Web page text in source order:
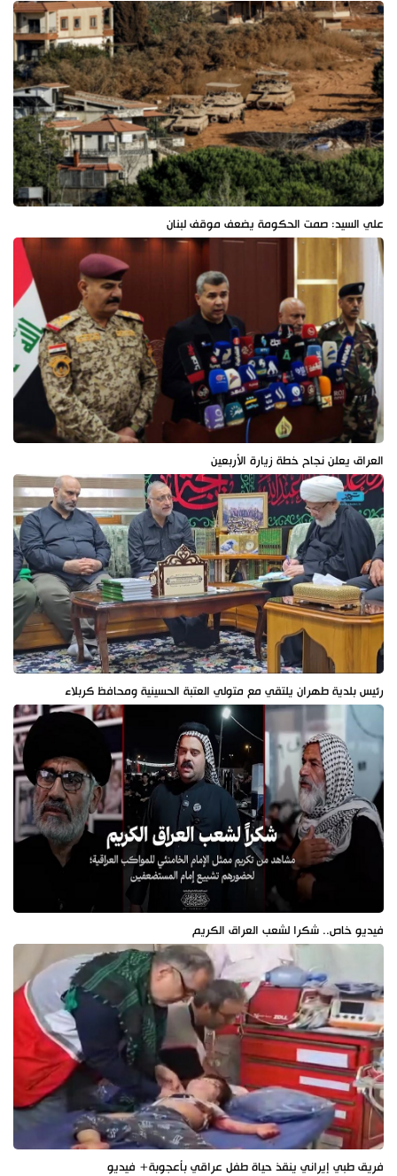
علي السيد: صمت الحكومة يضعف موقف لبنان
العراق يعلن نجاح خطة زيارة الأربعين
رئيس بلدية طهران يلتقي مع متولي العتبة الحسينية ومحافظ كربلاء
فيديو خاص.. شكرا لشعب العراق الكريم
فريق طبي إيراني ينقذ حياة طفل عراقي بأعجوبة+ فيديو